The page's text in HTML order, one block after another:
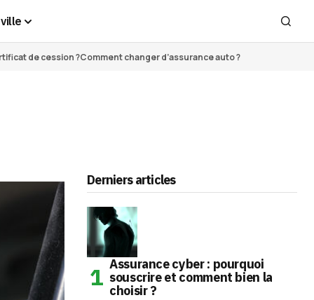
de cession ?Comment changer d’assurance auto ?
Derniers articles
Assurance cyber : pourquoi
souscrire et comment bien la
choisir ?